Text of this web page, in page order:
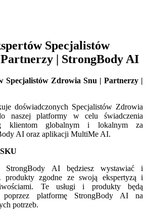
Specjalistów
| StrongBody AI
Specjalistów Zdrowia Snu | Partnerzy |
doświadczonych Specjalistów Zdrowia
naszej platformy w celu świadczenia
klientom globalnym i lokalnym za
AI oraz aplikacji MultiMe AI.
StrongBody AI będziesz wystawiać i
produkty zgodne ze swoją ekspertyzą i
Te usługi i produkty będą
poprzez platformę StrongBody AI na
potrzeb.